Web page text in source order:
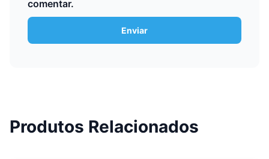
comentar.
Produtos Relacionados